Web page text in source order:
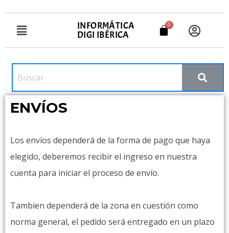
INFORMÁTICA
DIGI IBÉRICA
ENVÍOS
Los envíos dependerá de la forma de pago que haya
elegido, deberemos recibir el ingreso en nuestra
cuenta para iniciar el proceso de envío.
Tambien dependerá de la zona en cuestión como
norma general, el pedido será entregado en un plazo